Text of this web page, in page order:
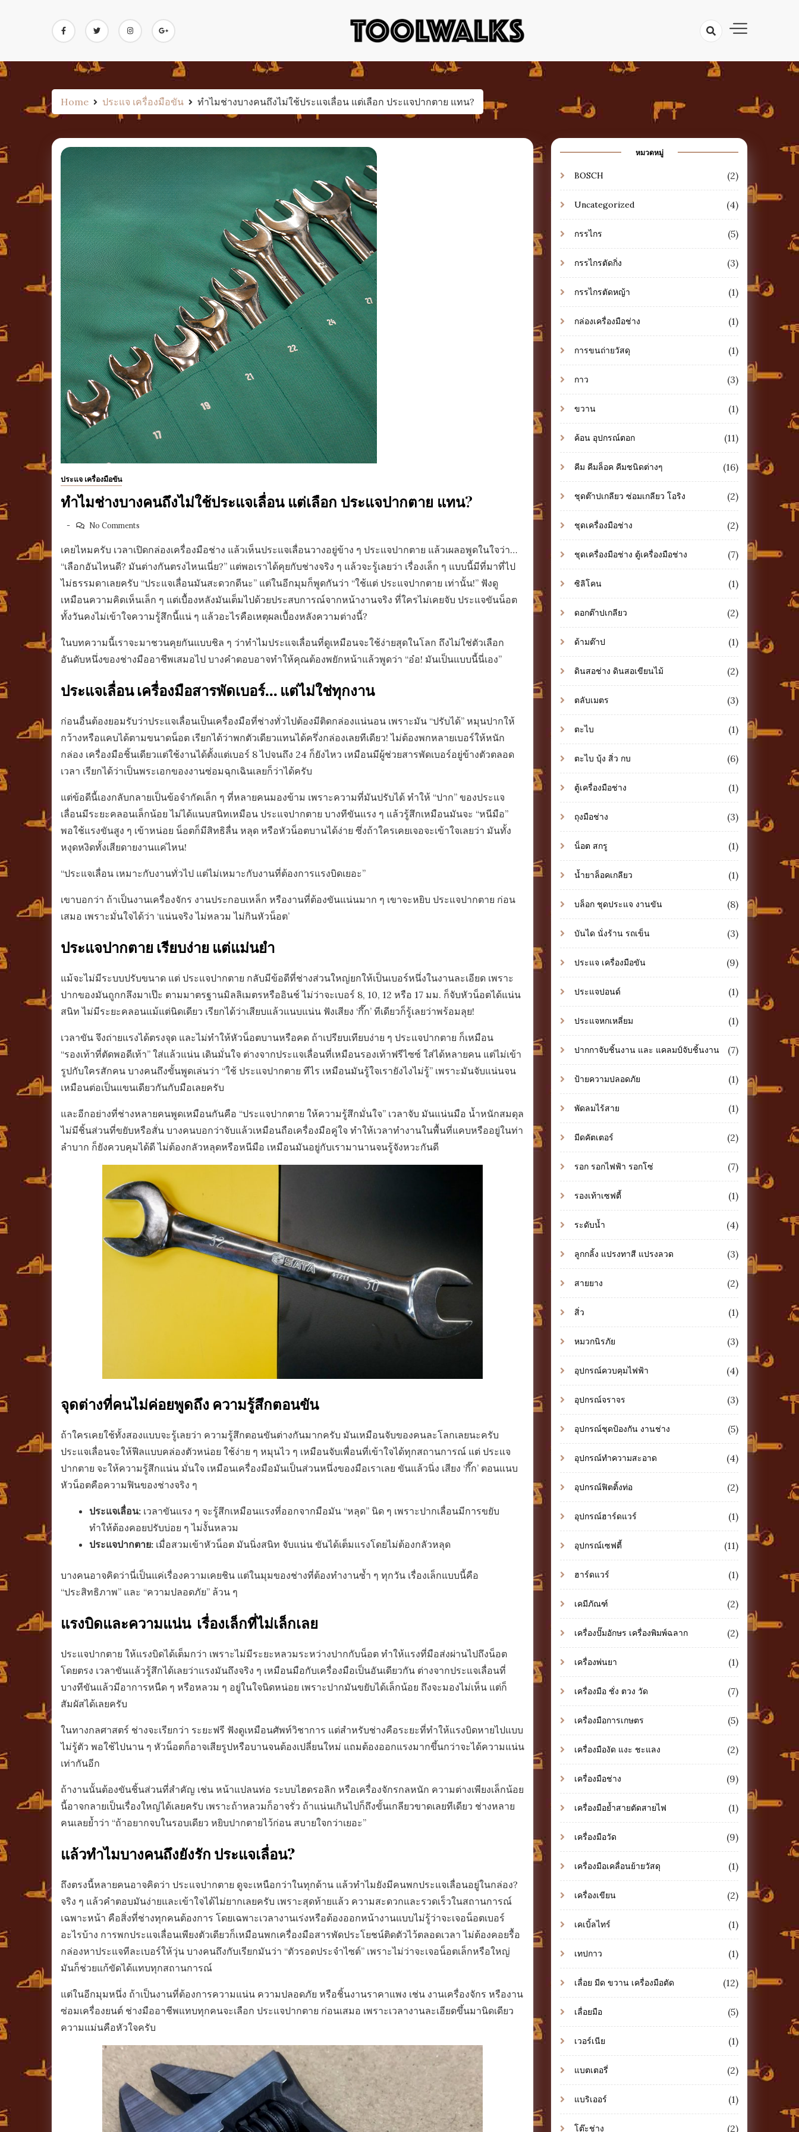
เครื่องมือช่าง เครื่องมือช่างไม้
คลังความรู้เครื่องมือ
Home ประแจ เครื่องมือขัน ทำไมช่างบางคนถึงไม่ใช้ประแจเลื่อน แต่เลือก ประแจปากตาย แทน?
ประแจ เครื่องมือขัน
ทำไมช่างบางคนถึงไม่ใช้ประแจเลื่อน แต่เลือก ประแจปากตาย แทน?
No Comments
เคยไหมครับ เวลาเปิดกล่องเครื่องมือช่าง แล้วเห็นประแจเลื่อนวางอยู่ข้าง ๆ ประแจปากตาย แล้วเผลอพูดในใจว่า…
“เลือกอันไหนดี? มันต่างกันตรงไหนเนี่ย?” แต่พอเราได้คุยกับช่างจริง ๆ แล้วจะรู้เลยว่า เรื่องเล็ก ๆ แบบนี้มีที่มาที่ไป
ไม่ธรรมดาเลยครับ “ประแจเลื่อนมันสะดวกดีนะ” แต่ในอีกมุมก็พูดกันว่า “ใช้แต่ ประแจปากตาย เท่านั้น!” ฟังดู
เหมือนความคิดเห็นเล็ก ๆ แต่เบื้องหลังมันเต็มไปด้วยประสบการณ์จากหน้างานจริง ที่ใครไม่เคยจับ ประแจขันน็อต
ทั้งวันคงไม่เข้าใจความรู้สึกนี้แน่ ๆ แล้วอะไรคือเหตุผลเบื้องหลังความต่างนี้?
ในบทความนี้เราจะมาชวนคุยกันแบบชิล ๆ ว่าทำไมประแจเลื่อนที่ดูเหมือนจะใช้ง่ายสุดในโลก ถึงไม่ใช่ตัวเลือก
อันดับหนึ่งของช่างมืออาชีพเสมอไป บางคำตอบอาจทำให้คุณต้องพยักหน้าแล้วพูดว่า “อ๋อ! มันเป็นแบบนี้นี่เอง”
ประแจเลื่อน เครื่องมือสารพัดเบอร์… แต่ไม่ใช่ทุกงาน
ก่อนอื่นต้องยอมรับว่าประแจเลื่อนเป็นเครื่องมือที่ช่างทั่วไปต้องมีติดกล่องแน่นอน เพราะมัน “ปรับได้” หมุนปากให้
กว้างหรือแคบได้ตามขนาดน็อต เรียกได้ว่าพกตัวเดียวแทนได้ครึ่งกล่องเลยทีเดียว! ไม่ต้องพกหลายเบอร์ให้หนัก
กล่อง เครื่องมือชิ้นเดียวแต่ใช้งานได้ตั้งแต่เบอร์ 8 ไปจนถึง 24 ก็ยังไหว เหมือนมีผู้ช่วยสารพัดเบอร์อยู่ข้างตัวตลอด
เวลา เรียกได้ว่าเป็นพระเอกของงานซ่อมฉุกเฉินเลยก็ว่าได้ครับ
แต่ข้อดีนี้เองกลับกลายเป็นข้อจำกัดเล็ก ๆ ที่หลายคนมองข้าม เพราะความที่มันปรับได้ ทำให้ “ปาก” ของประแจ
เลื่อนมีระยะคลอนเล็กน้อย ไม่ได้แนบสนิทเหมือน ประแจปากตาย บางทีขันแรง ๆ แล้วรู้สึกเหมือนมันจะ “หนีมือ”
พอใช้แรงขันสูง ๆ เข้าหน่อย น็อตก็มีสิทธิลื่น หลุด หรือหัวน็อตบานได้ง่าย ซึ่งถ้าใครเคยเจอจะเข้าใจเลยว่า มันทั้ง
หงุดหงิดทั้งเสียดายงานแค่ไหน!
“ประแจเลื่อน เหมาะกับงานทั่วไป แต่ไม่เหมาะกับงานที่ต้องการแรงบิดเยอะ”
เขาบอกว่า ถ้าเป็นงานเครื่องจักร งานประกอบเหล็ก หรืองานที่ต้องขันแน่นมาก ๆ เขาจะหยิบ ประแจปากตาย ก่อน
เสมอ เพราะมั่นใจได้ว่า ‘แน่นจริง ไม่หลวม ไม่กินหัวน็อต’
ประแจปากตาย เรียบง่าย แต่แม่นยำ
แม้จะไม่มีระบบปรับขนาด แต่ ประแจปากตาย กลับมีข้อดีที่ช่างส่วนใหญ่ยกให้เป็นเบอร์หนึ่งในงานละเอียด เพราะ
ปากของมันถูกกลึงมาเป๊ะ ตามมาตรฐานมิลลิเมตรหรืออินช์ ไม่ว่าจะเบอร์ 8, 10, 12 หรือ 17 มม. ก็จับหัวน็อตได้แน่น
สนิท ไม่มีระยะคลอนแม้แต่นิดเดียว เรียกได้ว่าเสียบแล้วแนบแน่น ฟังเสียง ‘กึ๊ก’ ทีเดียวก็รู้เลยว่าพร้อมลุย!
เวลาขัน จึงถ่ายแรงได้ตรงจุด และไม่ทำให้หัวน็อตบานหรือคด ถ้าเปรียบเทียบง่าย ๆ ประแจปากตาย ก็เหมือน
“รองเท้าที่ตัดพอดีเท้า” ใส่แล้วแน่น เดินมั่นใจ ต่างจากประแจเลื่อนที่เหมือนรองเท้าฟรีไซซ์ ใส่ได้หลายคน แต่ไม่เข้า
รูปกับใครสักคน บางคนถึงขั้นพูดเล่นว่า “ใช้ ประแจปากตาย ทีไร เหมือนมันรู้ใจเรายังไงไม่รู้” เพราะมันจับแน่นจน
เหมือนต่อเป็นแขนเดียวกันกับมือเลยครับ
และอีกอย่างที่ช่างหลายคนพูดเหมือนกันคือ “ประแจปากตาย ให้ความรู้สึกมั่นใจ” เวลาจับ มันแน่นมือ น้ำหนักสมดุล
ไม่มีชิ้นส่วนที่ขยับหรือสั่น บางคนบอกว่าจับแล้วเหมือนถือเครื่องมือคู่ใจ ทำให้เวลาทำงานในพื้นที่แคบหรืออยู่ในท่า
ลำบาก ก็ยังควบคุมได้ดี ไม่ต้องกลัวหลุดหรือหนีมือ เหมือนมันอยู่กับเรามานานจนรู้จังหวะกันดี
จุดต่างที่คนไม่ค่อยพูดถึง ความรู้สึกตอนขัน
ถ้าใครเคยใช้ทั้งสองแบบจะรู้เลยว่า ความรู้สึกตอนขันต่างกันมากครับ มันเหมือนจับของคนละโลกเลยนะครับ
ประแจเลื่อนจะให้ฟีลแบบคล่องตัวหน่อย ใช้ง่าย ๆ หมุนไว ๆ เหมือนจับเพื่อนที่เข้าใจได้ทุกสถานการณ์ แต่ ประแจ
ปากตาย จะให้ความรู้สึกแน่น มั่นใจ เหมือนเครื่องมือมันเป็นส่วนหนึ่งของมือเราเลย ขันแล้วนิ่ง เสียง ‘กึ๊ก’ ตอนแนบ
หัวน็อตคือความฟินของช่างจริง ๆ
ประแจเลื่อน: เวลาขันแรง ๆ จะรู้สึกเหมือนแรงที่ออกจากมือมัน “หลุด” นิด ๆ เพราะปากเลื่อนมีการขยับ
ทำให้ต้องคอยปรับบ่อย ๆ ไม่งั้นหลวม
ประแจปากตาย: เมื่อสวมเข้าหัวน็อต มันนิ่งสนิท จับแน่น ขันได้เต็มแรงโดยไม่ต้องกลัวหลุด
บางคนอาจคิดว่านี่เป็นแค่เรื่องความเคยชิน แต่ในมุมของช่างที่ต้องทำงานซ้ำ ๆ ทุกวัน เรื่องเล็กแบบนี้คือ
“ประสิทธิภาพ” และ “ความปลอดภัย” ล้วน ๆ
แรงบิดและความแน่น เรื่องเล็กที่ไม่เล็กเลย
ประแจปากตาย ให้แรงบิดได้เต็มกว่า เพราะไม่มีระยะหลวมระหว่างปากกับน็อต ทำให้แรงที่มือส่งผ่านไปถึงน็อต
โดยตรง เวลาขันแล้วรู้สึกได้เลยว่าแรงมันถึงจริง ๆ เหมือนมือกับเครื่องมือเป็นอันเดียวกัน ต่างจากประแจเลื่อนที่
บางทีขันแล้วมีอาการหนืด ๆ หรือหลวม ๆ อยู่ในใจนิดหน่อย เพราะปากมันขยับได้เล็กน้อย ถึงจะมองไม่เห็น แต่ก็
สัมผัสได้เลยครับ
ในทางกลศาสตร์ ช่างจะเรียกว่า ระยะฟรี ฟังดูเหมือนศัพท์วิชาการ แต่สำหรับช่างคือระยะที่ทำให้แรงบิดหายไปแบบ
ไม่รู้ตัว พอใช้ไปนาน ๆ หัวน็อตก็อาจเสียรูปหรือบานจนต้องเปลี่ยนใหม่ แถมต้องออกแรงมากขึ้นกว่าจะได้ความแน่น
เท่ากันอีก
ถ้างานนั้นต้องขันชิ้นส่วนที่สำคัญ เช่น หน้าแปลนท่อ ระบบไฮดรอลิก หรือเครื่องจักรกลหนัก ความต่างเพียงเล็กน้อย
นี้อาจกลายเป็นเรื่องใหญ่ได้เลยครับ เพราะถ้าหลวมก็อาจรั่ว ถ้าแน่นเกินไปก็ถึงขั้นเกลียวขาดเลยทีเดียว ช่างหลาย
คนเลยย้ำว่า “ถ้าอยากจบในรอบเดียว หยิบปากตายไว้ก่อน สบายใจกว่าเยอะ”
แล้วทำไมบางคนถึงยังรัก ประแจเลื่อน?
ถึงตรงนี้หลายคนอาจคิดว่า ประแจปากตาย ดูจะเหนือกว่าในทุกด้าน แล้วทำไมยังมีคนพกประแจเลื่อนอยู่ในกล่อง?
จริง ๆ แล้วคำตอบมันง่ายและเข้าใจได้ไม่ยากเลยครับ เพราะสุดท้ายแล้ว ความสะดวกและรวดเร็วในสถานการณ์
เฉพาะหน้า คือสิ่งที่ช่างทุกคนต้องการ โดยเฉพาะเวลางานเร่งหรือต้องออกหน้างานแบบไม่รู้ว่าจะเจอน็อตเบอร์
อะไรบ้าง การพกประแจเลื่อนเพียงตัวเดียวก็เหมือนพกเครื่องมือสารพัดประโยชน์ติดตัวไว้ตลอดเวลา ไม่ต้องคอยรื้อ
กล่องหาประแจทีละเบอร์ให้วุ่น บางคนถึงกับเรียกมันว่า “ตัวรอดประจำไซต์” เพราะไม่ว่าจะเจอน็อตเล็กหรือใหญ่
มันก็ช่วยแก้ขัดได้แทบทุกสถานการณ์
แต่ในอีกมุมหนึ่ง ถ้าเป็นงานที่ต้องการความแน่น ความปลอดภัย หรือชิ้นงานราคาแพง เช่น งานเครื่องจักร หรืองาน
ซ่อมเครื่องยนต์ ช่างมืออาชีพแทบทุกคนจะเลือก ประแจปากตาย ก่อนเสมอ เพราะเวลางานละเอียดขึ้นมานิดเดียว
ความแม่นคือหัวใจครับ
หมวดหมู่
BOSCH (2)
Uncategorized (4)
กรรไกร (5)
กรรไกรตัดกิ่ง (3)
กรรไกรตัดหญ้า (1)
กล่องเครื่องมือช่าง (1)
การขนถ่ายวัสดุ (1)
กาว (3)
ขวาน (1)
ค้อน อุปกรณ์ตอก (11)
คีม คีมล็อค คีมชนิดต่างๆ (16)
ชุดต๊าปเกลียว ซ่อมเกลียว โอริง (2)
ชุดเครื่องมือช่าง (2)
ชุดเครื่องมือช่าง ตู้เครื่องมือช่าง (7)
ซิลิโคน (1)
ดอกต๊าปเกลียว (2)
ด้ามต๊าป (1)
ดินสอช่าง ดินสอเขียนไม้ (2)
ตลับเมตร (3)
ตะไบ (1)
ตะไบ บุ้ง สิ่ว กบ (6)
ตู้เครื่องมือช่าง (1)
ถุงมือช่าง (3)
น็อต สกรู (1)
น้ำยาล็อคเกลียว (1)
บล็อก ชุดประแจ งานขัน (8)
บันได นั่งร้าน รถเข็น (3)
ประแจ เครื่องมือขัน (9)
ประแจปอนด์ (1)
ประแจหกเหลี่ยม (1)
ปากกาจับชิ้นงาน และ แคลมป์จับชิ้นงาน (7)
ป้ายความปลอดภัย (1)
พัดลมไร้สาย (1)
มีดคัตเตอร์ (2)
รอก รอกไฟฟ้า รอกโซ่ (7)
รองเท้าเซฟตี้ (1)
ระดับน้ำ (4)
ลูกกลิ้ง แปรงทาสี แปรงลวด (3)
สายยาง (2)
สิ่ว (1)
หมวกนิรภัย (3)
อุปกรณ์ควบคุมไฟฟ้า (4)
อุปกรณ์จราจร (3)
อุปกรณ์ชุดป้องกัน งานช่าง (5)
อุปกรณ์ทำความสะอาด (4)
อุปกรณ์ฟิตติ้งท่อ (2)
อุปกรณ์ฮาร์ดแวร์ (1)
อุปกรณ์เซฟตี้ (11)
ฮาร์ดแวร์ (1)
เคมีภัณฑ์ (2)
เครื่องปั๊มอักษร เครื่องพิมพ์ฉลาก (2)
เครื่องพ่นยา (1)
เครื่องมือ ชั่ง ตวง วัด (7)
เครื่องมือการเกษตร (5)
เครื่องมืองัด แงะ ชะแลง (2)
เครื่องมือช่าง (9)
เครื่องมือย้ำสายตัดสายไฟ (1)
เครื่องมือวัด (9)
เครื่องมือเคลื่อนย้ายวัสดุ (1)
เครื่องเขียน (2)
เคเบิ้ลไทร์ (1)
เทปกาว (1)
เลื่อย มีด ขวาน เครื่องมือตัด (12)
เลื่อยมือ (5)
เวอร์เนีย (1)
แบตเตอรี่ (2)
แบริเออร์ (1)
โต๊ะช่าง (2)